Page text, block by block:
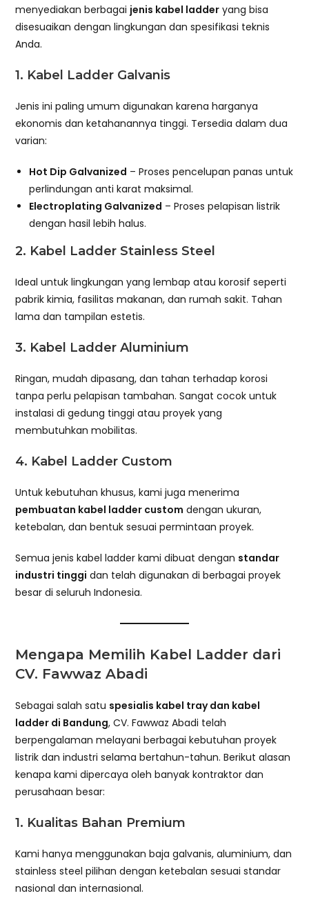
menyediakan berbagai jenis kabel ladder yang bisa
disesuaikan dengan lingkungan dan spesifikasi teknis
Anda.
1. Kabel Ladder Galvanis
Jenis ini paling umum digunakan karena harganya
ekonomis dan ketahanannya tinggi. Tersedia dalam dua
varian:
Hot Dip Galvanized – Proses pencelupan panas untuk
perlindungan anti karat maksimal.
Electroplating Galvanized – Proses pelapisan listrik
dengan hasil lebih halus.
2. Kabel Ladder Stainless Steel
Ideal untuk lingkungan yang lembap atau korosif seperti
pabrik kimia, fasilitas makanan, dan rumah sakit. Tahan
lama dan tampilan estetis.
3. Kabel Ladder Aluminium
Ringan, mudah dipasang, dan tahan terhadap korosi
tanpa perlu pelapisan tambahan. Sangat cocok untuk
instalasi di gedung tinggi atau proyek yang
membutuhkan mobilitas.
4. Kabel Ladder Custom
Untuk kebutuhan khusus, kami juga menerima
pembuatan kabel ladder custom dengan ukuran,
ketebalan, dan bentuk sesuai permintaan proyek.
Semua jenis kabel ladder kami dibuat dengan standar
industri tinggi dan telah digunakan di berbagai proyek
besar di seluruh Indonesia.
Mengapa Memilih Kabel Ladder dari
CV. Fawwaz Abadi
Sebagai salah satu spesialis kabel tray dan kabel
ladder di Bandung, CV. Fawwaz Abadi telah
berpengalaman melayani berbagai kebutuhan proyek
listrik dan industri selama bertahun-tahun. Berikut alasan
kenapa kami dipercaya oleh banyak kontraktor dan
perusahaan besar:
1. Kualitas Bahan Premium
Kami hanya menggunakan baja galvanis, aluminium, dan
stainless steel pilihan dengan ketebalan sesuai standar
nasional dan internasional.